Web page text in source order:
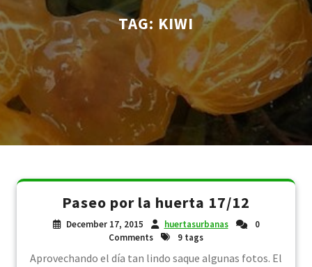
TAG: KIWI
Paseo por la huerta 17/12
December 17, 2015 huertasurbanas
0
Comments
9 tags
Aprovechando el día tan lindo saque algunas fotos. El